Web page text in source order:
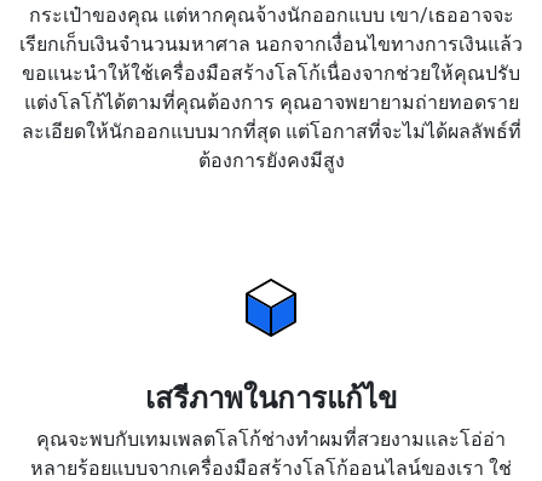
กระเป๋าของคุณ แต่หากคุณจ้างนักออกแบบ เขา/เธออาจจะ
เรียกเก็บเงินจำนวนมหาศาล นอกจากเงื่อนไขทางการเงินแล้ว
ขอแนะนำให้ใช้เครื่องมือสร้างโลโก้เนื่องจากช่วยให้คุณปรับ
แต่งโลโก้ได้ตามที่คุณต้องการ คุณอาจพยายามถ่ายทอดราย
ละเอียดให้นักออกแบบมากที่สุด แต่โอกาสที่จะไม่ได้ผลลัพธ์ที่
ต้องการยังคงมีสูง
เสรีภาพในการแก้ไข
คุณจะพบกับเทมเพลตโลโก้ช่างทำผมที่สวยงามและโอ่อ่า
หลายร้อยแบบจากเครื่องมือสร้างโลโก้ออนไลน์ของเรา ใช่